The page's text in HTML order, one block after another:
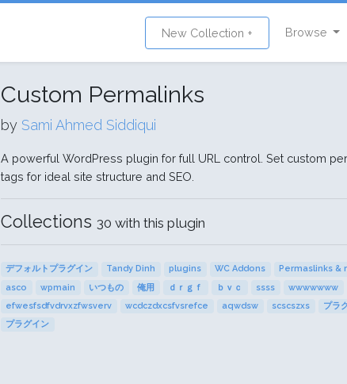
New Collection + Browse
Custom Permalinks
by Sami Ahmed Siddiqui
A powerful WordPress plugin for full URL control. Set custom
tags for ideal site structure and SEO.
Collections 30 with this plugin
デフォルトプラグイン Tandy Dinh plugins WC Addons Permaslinks &
asco
wpmain いつもの 俺用 ｄｒｇｆ ｂｖｃ ssss wwwwwww
efwesfsdfvdrvxzfwsverv
wcdczdxcsfvsrefce aqwdsw scscszxs プラ
プラグイン